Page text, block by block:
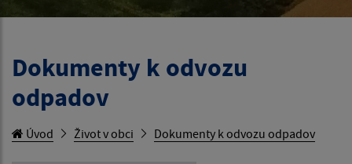
Dokumenty k odvozu
odpadov
Úvod Život v obci Dokumenty k odvozu odpadov